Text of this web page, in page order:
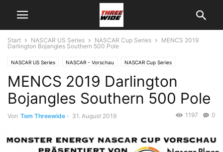
Start NASCAR US Series NASCAR Cup Series
MENCS 2019
Darlington Bojangles Southern 500 Pole
NASCAR US Series NASCAR - Vorschau NASCAR Cup Series
MENCS 2019 Darlington
Bojangles Southern 500 Pole
Von Tom Threewide - 31. August 2019 0
1197